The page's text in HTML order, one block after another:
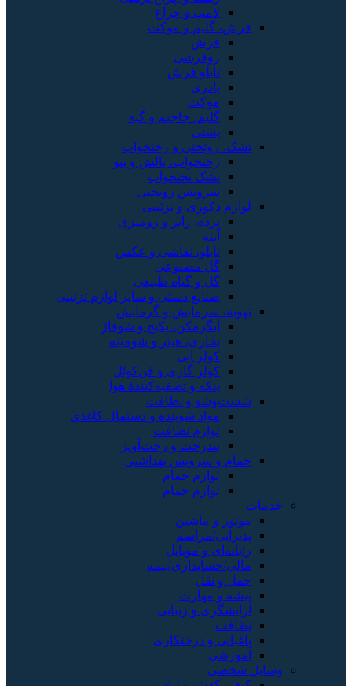
لامپ و چراغ
فرش، گلیم و موکت
فرش
روفرشی
تابلو فرش
پادری
موکت
گلیم، جاجیم و گبه
پشتی
تشک، روتختی و رختخواب
رختخواب، بالش و پتو
تشک تختخواب
سرویس روتختی
لوازم دکوری و تزئینی
پرده، رانر و رومیزی
آینه
تابلو، نقاشی و عکس
گل مصنوعی
گل و گیاه طبیعی
صنایع دستی و سایر لوازم تزئینی
تهویه، سرمایش و گرمایش
آبگرمکن، پکیج و شوفاژ
بخاری، هیتر و شومینه
کولر آبی
کولر گازی و فن‌کوئل
پنکه و تصفیه‌کنندهٔ هوا
شست‌وشو و نظافت
مواد شوینده و دستمال کاغذی
لوازم نظافت
بندرخت و رخت‌آویز
حمام و سرویس بهداشتی
لوازم حمام
لوازم حمام
خدمات
موتور و ماشین
پذیرایی/مراسم
رایانه‌ای و موبایل
مالی/حسابداری/بیمه
حمل و نقل
پیشه و مهارت
آرایشگری و زیبایی
نظافت
باغبانی و درختکاری
آموزشی
وسایل شخصی